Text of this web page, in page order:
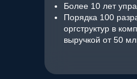
Более 10 лет
Порядка 100
оргструктур в
выручкой от 50